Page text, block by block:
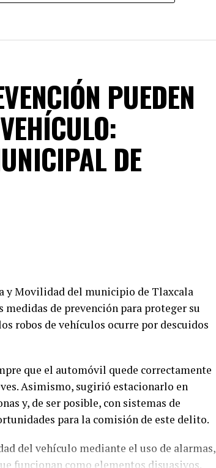
PUEDEN
DE
y Movilidad del municipio de Tlaxcala
de prevención para proteger su
robos de vehículos ocurre por descuidos
que el automóvil quede correctamente
Asimismo, sugirió estacionarlo en
y, de ser posible, con sistemas de
para la comisión de este delito.
del vehículo mediante el uso de alarmas,
funcionan como elementos disuasivos.